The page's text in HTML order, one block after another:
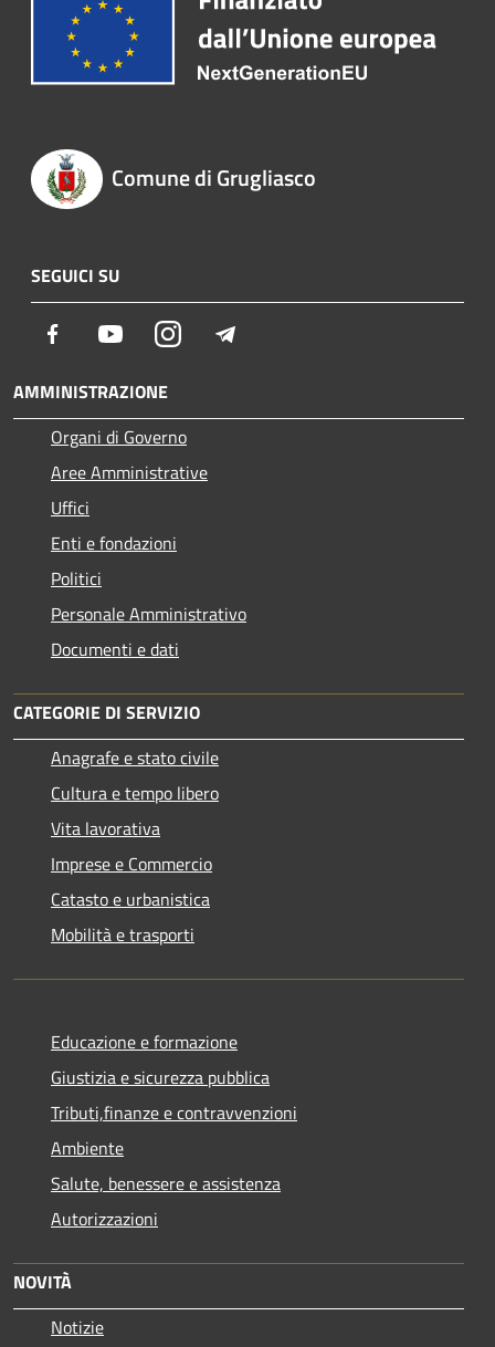
Comune di Grugliasco
SEGUICI SU
Facebook YoutubeInstagram
AMMINISTRAZIONE
Organi di Governo
Aree Amministrative
Uffici
Enti e fondazioni
Politici
Personale Amministrativo
Documenti e dati
CATEGORIE DI SERVIZIO
Anagrafe e stato civile
Cultura e tempo libero
Vita lavorativa
Imprese e Commercio
Catasto e urbanistica
Mobilità e trasporti
Educazione e formazione
Giustizia e sicurezza pubblica
Tributi,finanze e contravvenzioni
Ambiente
Salute, benessere e assistenza
Autorizzazioni
NOVITÀ
Notizie